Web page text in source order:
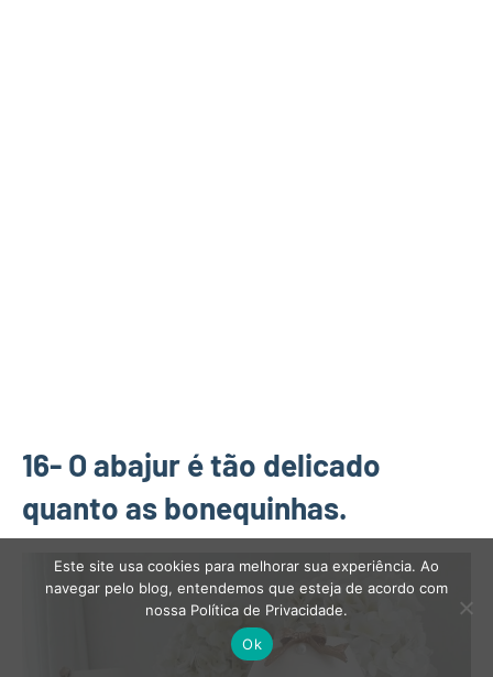
16- O abajur é tão delicado
quanto as bonequinhas.
Este site usa cookies para melhorar sua experiência. Ao
navegar pelo blog, entendemos que esteja de acordo com
nossa Política de Privacidade.
Ok